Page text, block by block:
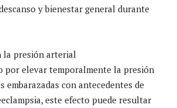
y bienestar general durante
la presión arterial
por elevar temporalmente la presión
embarazadas con antecedentes de
este efecto puede resultar